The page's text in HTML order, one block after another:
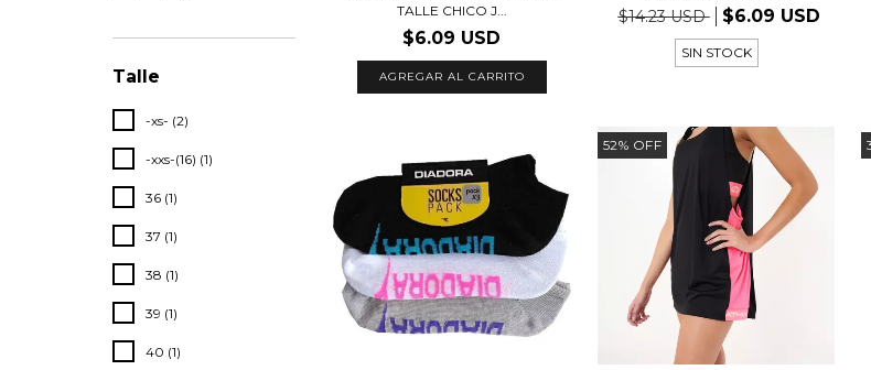
Talle
-xs- (2)
-xxs-(16) (1)
36 (1)
37 (1)
38 (1)
39 (1)
40 (1)
TALLE CHICO J...
$6.09 USD
AGREGAR AL CARRITO
$14.23 USD $6.09 USD
SIN STOCK
52% OFF